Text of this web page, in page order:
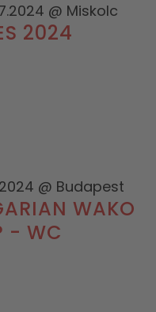
@ Miskolc
2024
@ Budapest
WAKO
- WC